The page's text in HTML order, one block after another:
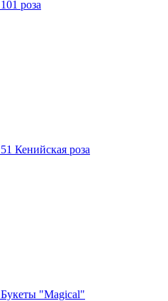
101 роза
51 Кенийская роза
Букеты "Magical"